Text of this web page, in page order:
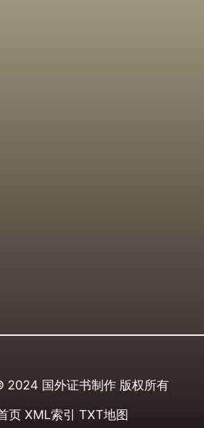
2024 国外证书制作 版权所有
页 XML索引 TXT地图